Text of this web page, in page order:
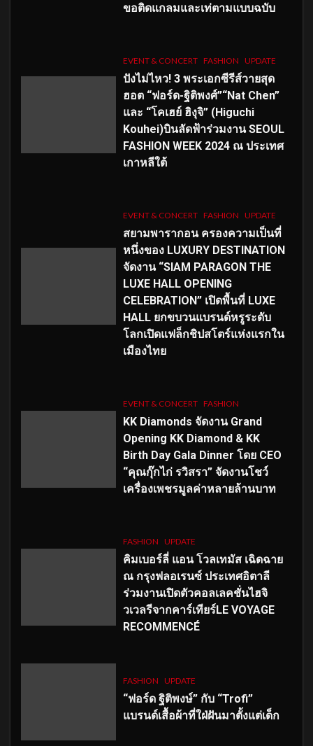
ขอติดแกลมและเท่ตามแบบฉบับ
EVENT & CONCERT FASHION UPDATE
ปังไม่ไหว! 3 พระเอกซีรีส์วายสุด
ฮอต “ฟอร์ด-ฐิติพงศ์”“Nat Chen”
และ “โคเฮย์ ฮิงุจิ” (Higuchi
Kouhei)บินลัดฟ้าร่วมงาน SEOUL
FASHION WEEK 2024 ณ ประเทศ
เกาหลีใต้
EVENT & CONCERT FASHION UPDATE
สยามพารากอน ครองความเป็นที่
หนึ่งของ LUXURY DESTINATION
จัดงาน “SIAM PARAGON THE
LUXE HALL OPENING
CELEBRATION” เปิดพื้นที่ LUXE
HALL ยกขบวนแบรนด์หรูระดับ
โลกเปิดแฟล็กชิปสโตร์แห่งแรกใน
เมืองไทย
EVENT & CONCERT FASHION
KK Diamonds จัดงาน Grand
Opening KK Diamond & KK
Birth Day Gala Dinner โดย CEO
“คุณกุ๊กไก่ รวิสรา” จัดงานโชว์
เครื่องเพชรมูลค่าหลายล้านบาท
FASHION UPDATE
คิมเบอร์ลี่ แอน โวลเทมัส เฉิดฉาย
ณ กรุงฟลอเรนซ์ ประเทศอิตาลี
ร่วมงานเปิดตัวคอลเลคชั่นไฮจิ
วเวลรีจากคาร์เทียร์LE VOYAGE
RECOMMENCÉ
FASHION UPDATE
“ฟอร์ด ฐิติพงษ์” กับ “Trofi”
แบรนด์เสื้อผ้าที่ใฝ่ฝันมาตั้งแต่เด็ก